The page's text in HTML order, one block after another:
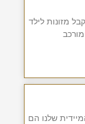
מזונות לילד
שלנו הם